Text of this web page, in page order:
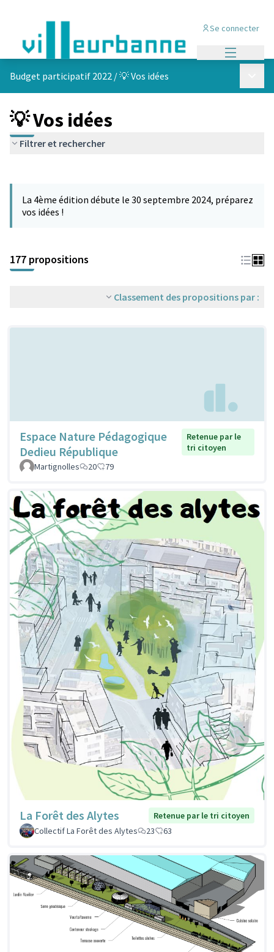
Se connecter
Budget participatif 2022 /💡 Vos idées
💡 Vos idées
Filtrer et rechercher
−
La 4ème édition débute le 30 septembre 2024, préparez
vos idées !
177 propositions
Classement des propositions par :
Espace Nature Pédagogique
Dedieu République
Retenue par le
tri citoyen
Martignolles
20 79
La Forêt des Alytes
Retenue par le tri citoyen
Collectif La Forêt des Alytes
23 63